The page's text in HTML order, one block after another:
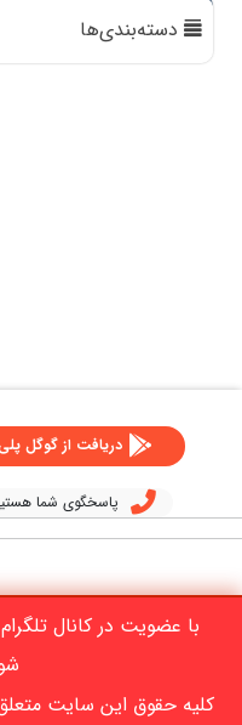
دسته‌بندی‌ها
دریافت از گوگل
پاسخگوی شما
کلیه حقوق این سایت
با عضویت در کانال